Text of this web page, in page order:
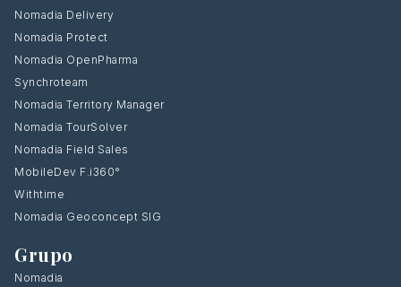
Nomadia Delivery
Nomadia Protect
Nomadia OpenPharma
Synchroteam
Nomadia Territory Manager
Nomadia TourSolver
Nomadia Field Sales
MobileDev F.i360°
Withtime
Nomadia Geoconcept SIG
Grupo
Nomadia